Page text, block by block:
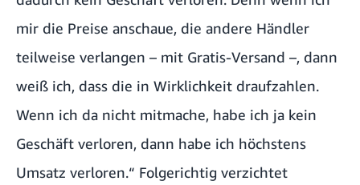
mir die Preise anschaue, die andere Händler
teilweise verlangen – mit Gratis-Versand –, dann
weiß ich, dass die in Wirklichkeit draufzahlen.
Wenn ich da nicht mitmache, habe ich ja kein
Geschäft verloren, dann habe ich höchstens
Umsatz verloren.“ Folgerichtig verzichtet